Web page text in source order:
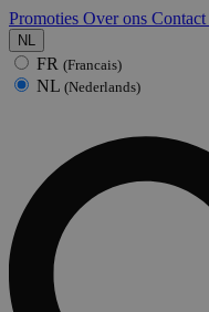
Promoties Over ons Contact
NL
FR (Francais)
NL (Nederlands)